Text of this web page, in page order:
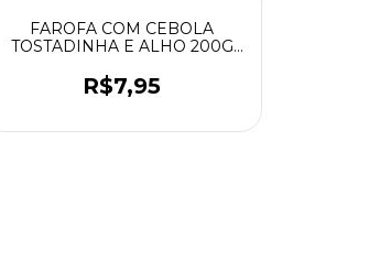
FAROFA COM CEBOLA
TOSTADINHA E ALHO 200G
R$7,95